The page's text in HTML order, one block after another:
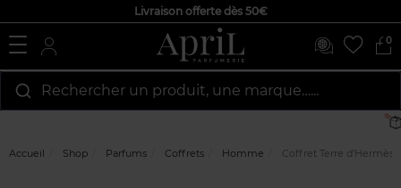
Livraison offerte dès 50€
0
Rechercher un produit, une marque…...
Accueil Shop Parfums Coffrets Homme Coffret Terre d’Hermès,